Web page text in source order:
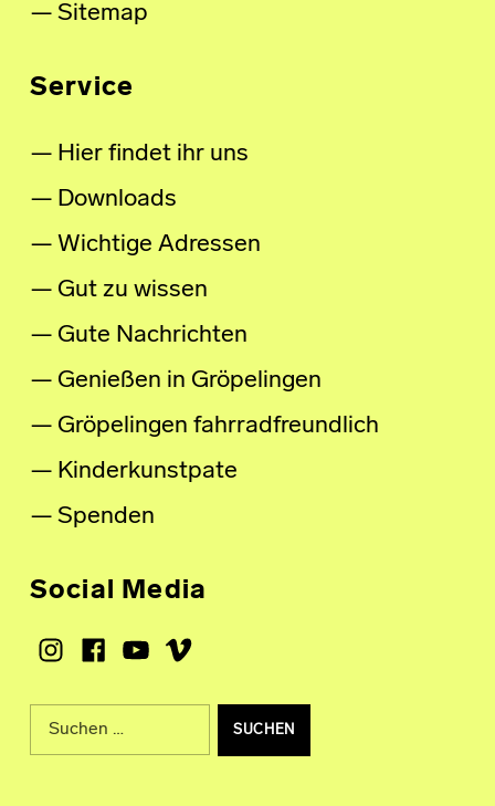
Sitemap
Service
Hier findet ihr uns
Downloads
Wichtige Adressen
Gut zu wissen
Gute Nachrichten
Genießen in Gröpelingen
Gröpelingen fahrradfreundlich
Kinderkunstpate
Spenden
Social Media
Instagram
Facebook
Youtube
Vimeo
Suche nach: